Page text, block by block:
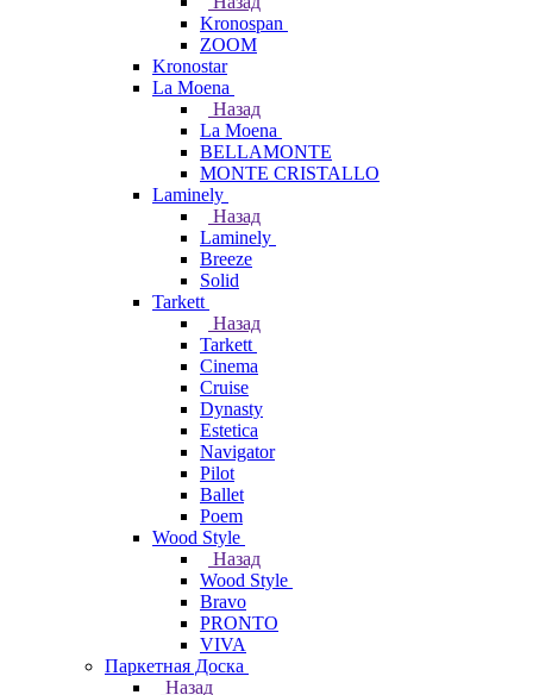
Kronospan
ZOOM
Kronostar
La Moena
Назад
La Moena
BELLAMONTE
MONTE CRISTALLO
Laminely
Назад
Laminely
Breeze
Solid
Tarkett
Назад
Tarkett
Cinema
Cruise
Dynasty
Estetica
Navigator
Pilot
Ballet
Poem
Wood Style
Назад
Wood Style
Bravo
PRONTO
VIVA
Паркетная Доска
Назад